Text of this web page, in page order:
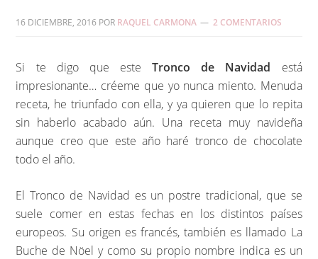
16 DICIEMBRE, 2016 POR RAQUEL CARMONA 2 COMENTARIOS
Si te digo que este Tronco de Navidad está
impresionante… créeme que yo nunca miento. Menuda
receta, he triunfado con ella, y ya quieren que lo repita
sin haberlo acabado aún. Una receta muy navideña
aunque creo que este año haré tronco de chocolate
todo el año.
El Tronco de Navidad es un postre tradicional, que se
suele comer en estas fechas en los distintos países
europeos. Su origen es francés, también es llamado La
Buche de Nöel y como su propio nombre indica es un